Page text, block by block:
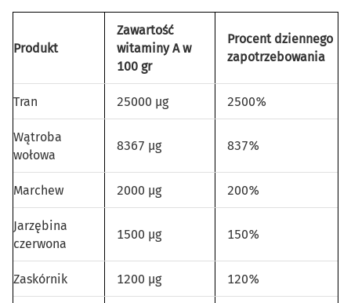
Witamina A w warzywach
Produkt
Zawartość
witaminy A w
100 gr
Procent dziennego
zapotrzebowania
Tran 25000 µg 2500%
Wątroba
wołowa
8367 µg 837%
Marchew 2000 µg 200%
Jarzębina
czerwona
1500 µg 150%
Zaskórnik 1200 µg 120%